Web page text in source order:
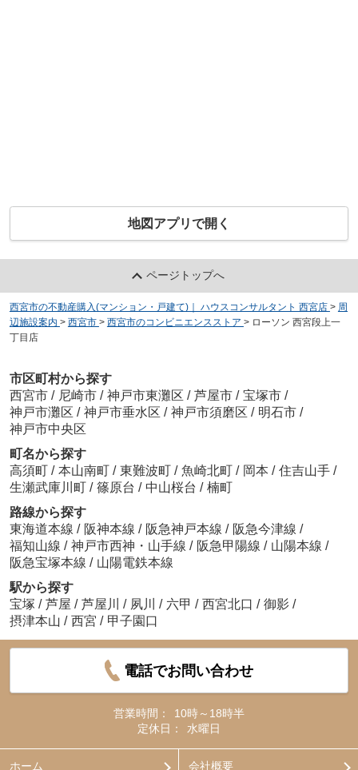
地図アプリで開く
ページトップへ
西宮市の不動産購入(マンション・戸建て)｜ ハウスコンサルタント 西宮店 > 周
辺施設案内 > 西宮市 > 西宮市のコンビニエンスストア > ローソン 西宮段上一
丁目店
市区町村から探す
西宮市 / 尼崎市 / 神戸市東灘区 / 芦屋市 / 宝塚市 /
神戸市灘区 / 神戸市垂水区 / 神戸市須磨区 / 明石市 /
神戸市中央区
町名から探す
高須町 / 本山南町 / 東難波町 / 魚崎北町 / 岡本 / 住吉山手 /
生瀬武庫川町 / 篠原台 / 中山桜台 / 楠町
路線から探す
東海道本線 / 阪神本線 / 阪急神戸本線 / 阪急今津線 /
福知山線 / 神戸市西神・山手線 / 阪急甲陽線 / 山陽本線 /
阪急宝塚本線 / 山陽電鉄本線
駅から探す
宝塚 / 芦屋 / 芦屋川 / 夙川 / 六甲 / 西宮北口 / 御影 /
摂津本山 / 西宮 / 甲子園口
電話でお問い合わせ
営業時間：
10時～18時半
定休日：
水曜日
ホーム 会社概要